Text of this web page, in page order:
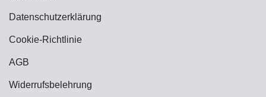
Datenschutzerklärung
Cookie-Richtlinie
AGB
Widerrufsbelehrung